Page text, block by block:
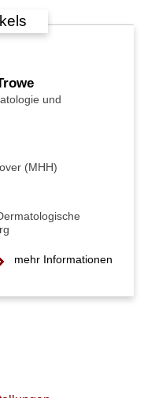
und
(MHH)
mehr Informationen